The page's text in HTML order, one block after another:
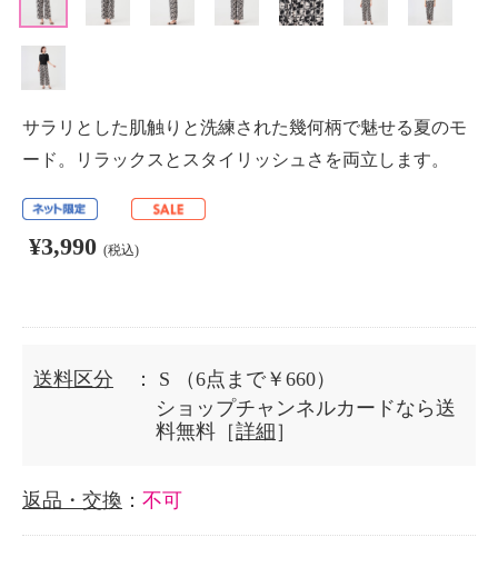
サラリとした肌触りと洗練された幾何柄で魅せる夏のモ
ード。リラックスとスタイリッシュさを両立します。
¥3,990 (税込)
送料区分 ： S
（6点まで￥660）
ショップチャンネルカードなら送
料無料［詳細 ］
返品・交換 ： 不可